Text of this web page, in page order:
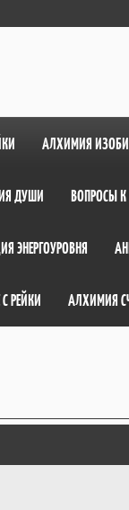
АЛХИМИЯ
ДУШИ ВОПРОСЫ К
ЭНЕРГОУРОВНЯ
РЕЙКИ АЛХИМИЯ